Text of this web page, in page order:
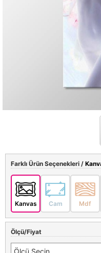
Farklı Ürün Seçenekleri /
Kanvas Cam Mdf
Ölçü/Fiyat